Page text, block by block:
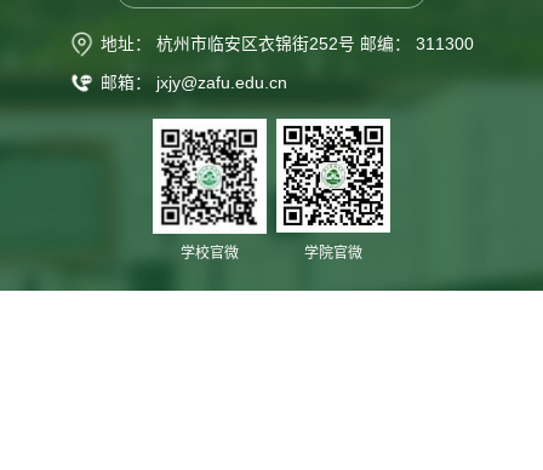
地址： 杭州市临安区衣锦街252号 邮编： 311300
邮箱： jxjy@zafu.edu.cn
学校官微 学院官微